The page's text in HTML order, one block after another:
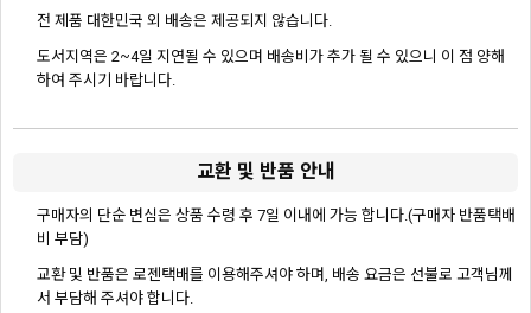
전 제품 대한민국 외 배송은 제공되지 않습니다.
도서지역은 2~4일 지연될 수 있으며 배송비가 추가 될 수 있으니 이 점 양해
하여 주시기 바랍니다.
교환 및 반품 안내
구매자의 단순 변심은 상품 수령 후 7일 이내에 가능 합니다.(구매자 반품택배
비 부담)
교환 및 반품은 로젠택배를 이용해주셔야 하며, 배송 요금은 선불로 고객님께
서 부담해 주셔야 합니다.